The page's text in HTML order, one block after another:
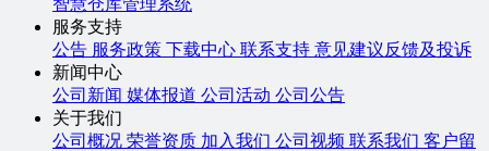
智慧仓库管理系统
服务支持
公告 服务政策 下载中心 联系支持 意见建议反馈及投诉
新闻中心
公司新闻 媒体报道 公司活动 公司公告
关于我们
公司概况 荣誉资质 加入我们 公司视频 联系我们 客户留